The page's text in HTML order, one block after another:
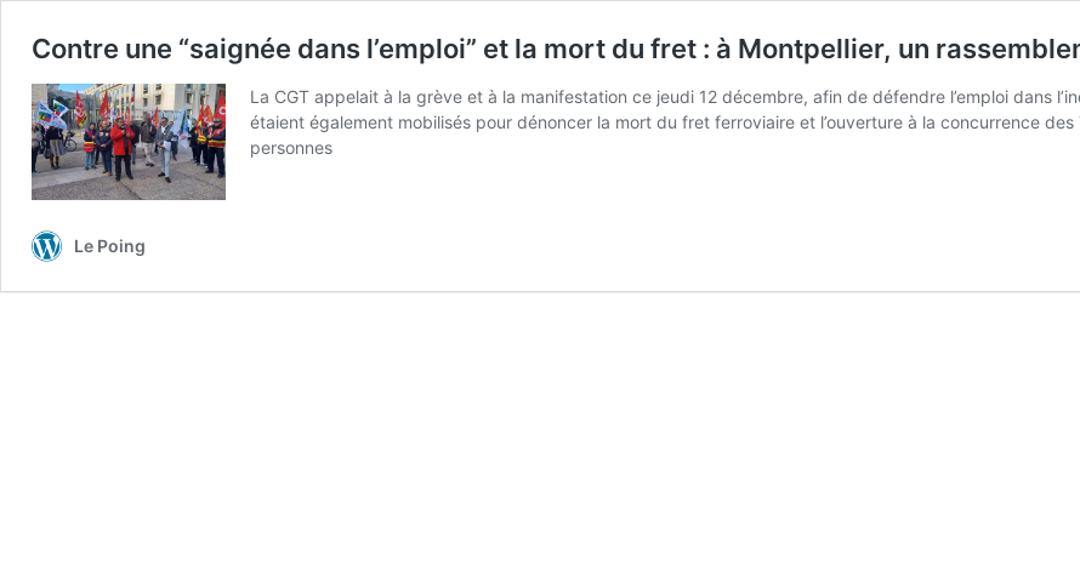
Contre une “saignée dans l’emploi” et la mort du fret : à Montpellier, un
La CGT appelait à la grève et à la manifestation ce jeudi 12 décembre, afin de défendre l’emploi dans
étaient également mobilisés pour dénoncer la mort du fret ferroviaire et l’ouverture à la concurrence
personnes
Le Poing